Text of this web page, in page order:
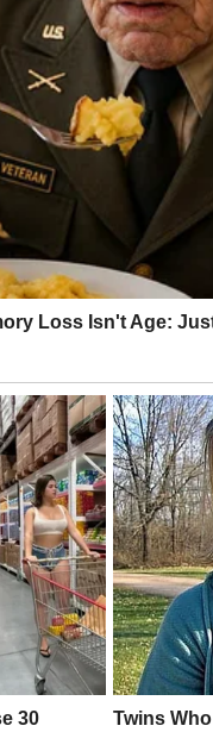
korišćenja
ali efikasno.
ne daju